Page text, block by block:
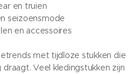
en truien
seizoensmode
en accessoires
met tijdloze stukken die
Veel kledingstukken zijn